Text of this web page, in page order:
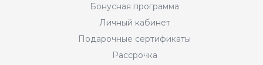
Бонусная программа
Личный кабинет
Подарочные сертификаты
Рассрочка